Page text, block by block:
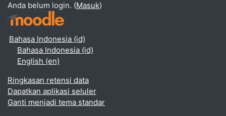
Anda belum login. (Masuk)
Bahasa Indonesia ‎(id)‎
Bahasa Indonesia ‎(id)‎
English ‎(en)‎
Ringkasan retensi data
Dapatkan aplikasi seluler
Ganti menjadi tema standar